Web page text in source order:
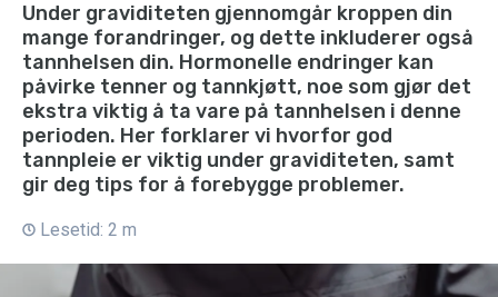
Under graviditeten gjennomgår kroppen din
mange forandringer, og dette inkluderer også
tannhelsen din. Hormonelle endringer kan
påvirke tenner og tannkjøtt, noe som gjør det
ekstra viktig å ta vare på tannhelsen i denne
perioden. Her forklarer vi hvorfor god
tannpleie er viktig under graviditeten, samt
gir deg tips for å forebygge problemer.
Lesetid: 2 m